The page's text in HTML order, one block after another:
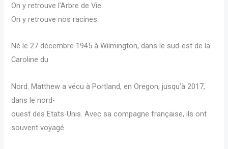
On y retrouve l’Arbre de Vie.
On y retrouve nos racines.
Né le 27 décembre 1945 à Wilmington, dans le sud-est de la
Caroline du
Nord. Matthew a vécu à Portland, en Oregon, jusqu’à 2017,
dans le nord-
ouest des Etats-Unis. Avec sa compagne française, ils ont
souvent voyagé